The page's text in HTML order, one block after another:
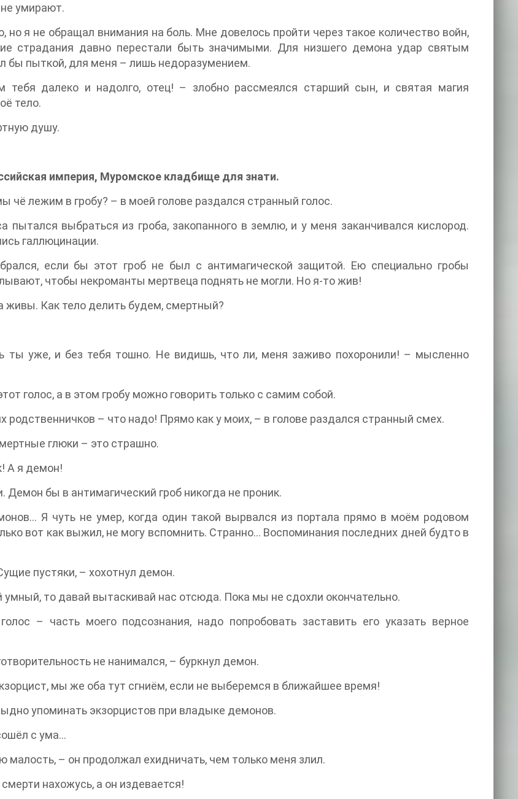
умирают.
но я не обращал внимания на боль. Мне довелось пройти через такое количество войн,
страдания давно перестали быть значимыми. Для низшего демона удар святым
бы пыткой, для меня – лишь недоразумением.
тебя далеко и надолго, отец! – злобно рассмеялся старший сын, и святая магия
тело.
душу.
империя, Муромское кладбище для знати.
чё лежим в гробу? – в моей голове раздался странный голос.
пытался выбраться из гроба, закопанного в землю, и у меня заканчивался кислород.
галлюцинации.
если бы этот гроб не был с антимагической защитой. Ею специально гробы
чтобы некроманты мертвеца поднять не могли. Но я-то жив!
живы. Как тело делить будем, смертный?
ты уже, и без тебя тошно. Не видишь, что ли, меня заживо похоронили! – мысленно
голос, а в этом гробу можно говорить только с самим собой.
родственничков – что надо! Прямо как у моих, – в голове раздался странный смех.
глюки – это страшно.
А я демон!
Демон бы в антимагический гроб никогда не проник.
Я чуть не умер, когда один такой вырвался из портала прямо в моём родовом
вот как выжил, не могу вспомнить. Странно… Воспоминания последних дней будто в
пустяки, – хохотнул демон.
умный, то давай вытаскивай нас отсюда. Пока мы не сдохли окончательно.
– часть моего подсознания, надо попробовать заставить его указать верное
не нанимался, – буркнул демон.
мы же оба тут сгниём, если не выберемся в ближайшее время!
упоминать экзорцистов при владыке демонов.
с ума…
малость, – он продолжал ехидничать, чем только меня злил.
смерти нахожусь, а он издевается!